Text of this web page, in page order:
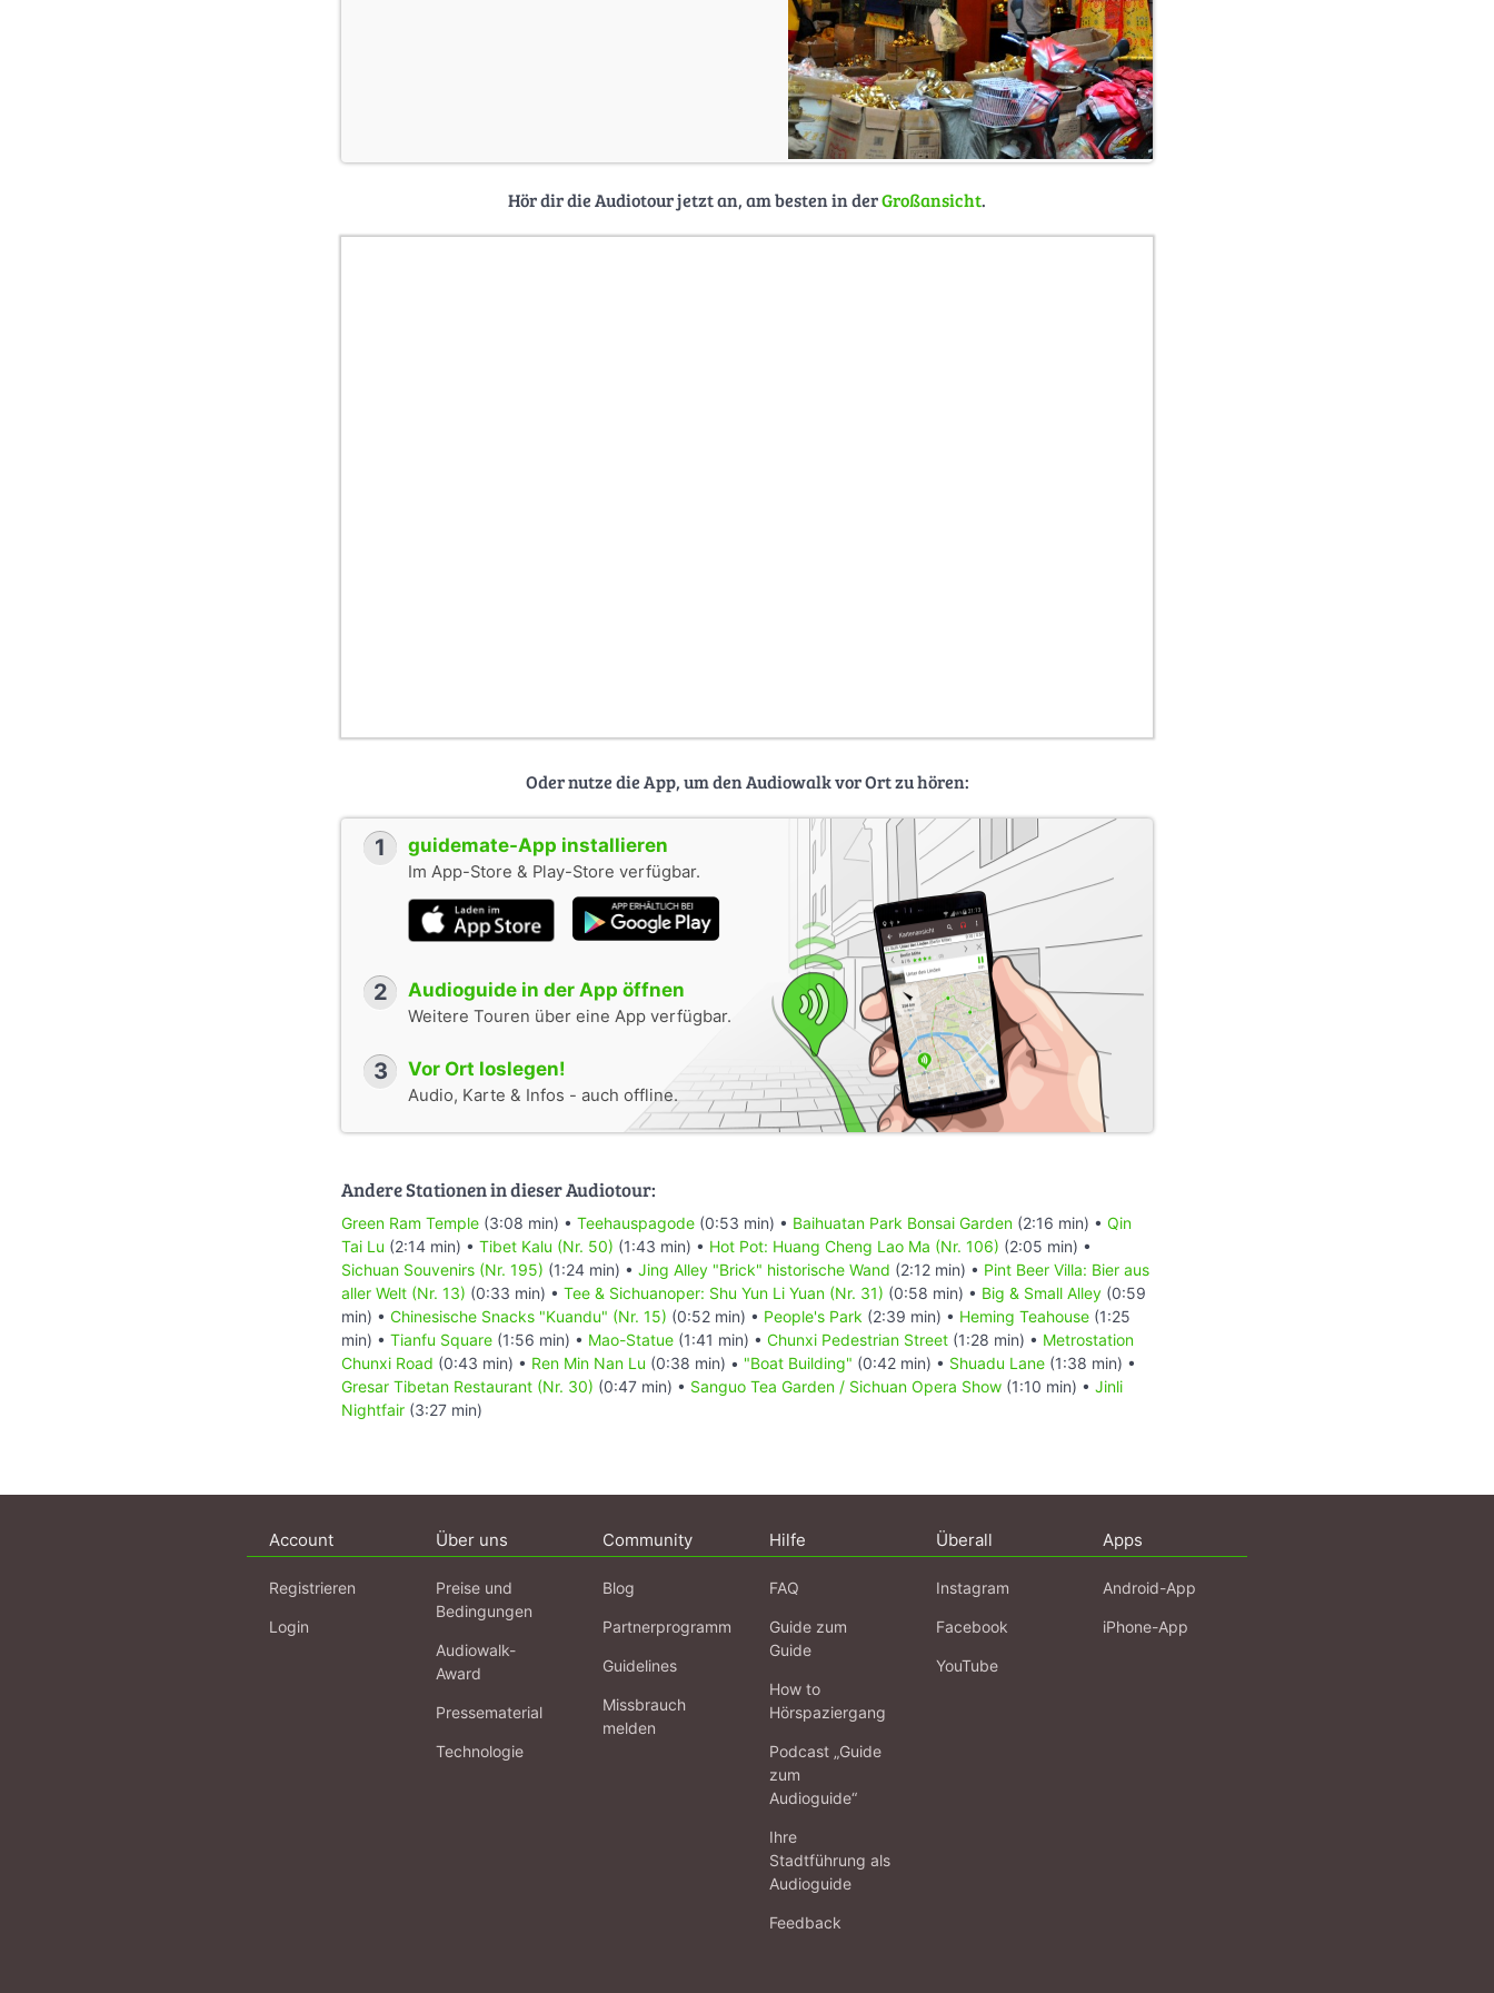
Hör dir die Audiotour jetzt an, am besten in derGroßansicht.
Oder nutze die App, um den Audiowalk vor Ort zu hören:
1 guidemate-App installieren
Im App-Store & Play-Store verfügbar.
2 Audioguide in der App öffnen
Weitere Touren über eine App verfügbar.
3 Vor Ort loslegen!
Audio, Karte & Infos - auch offline.
Andere Stationen in dieser Audiotour:
Green Ram Temple (3:08 min) • Teehauspagode (0:53 min) • Baihuatan Park Bonsai Garden (2:16 min) • Qin
Tai Lu (2:14 min) • Tibet Kalu (Nr. 50) (1:43 min) • Hot Pot: Huang Cheng Lao Ma (Nr. 106) (2:05 min) •
Sichuan Souvenirs (Nr. 195) (1:24 min) • Jing Alley "Brick" historische Wand (2:12 min) • Pint Beer Villa: Bier aus
aller Welt (Nr. 13) (0:33 min) • Tee & Sichuanoper: Shu Yun Li Yuan (Nr. 31) (0:58 min) • Big & Small Alley (0:59
min) • Chinesische Snacks "Kuandu" (Nr. 15) (0:52 min) • People's Park (2:39 min) • Heming Teahouse (1:25
min) • Tianfu Square (1:56 min) • Mao-Statue (1:41 min) • Chunxi Pedestrian Street (1:28 min) • Metrostation
Chunxi Road (0:43 min) • Ren Min Nan Lu (0:38 min) • "Boat Building" (0:42 min) • Shuadu Lane (1:38 min) •
Gresar Tibetan Restaurant (Nr. 30) (0:47 min) • Sanguo Tea Garden / Sichuan Opera Show (1:10 min) • Jinli
Nightfair (3:27 min)
Account
Registrieren
Login
Über uns
Preise und
Bedingungen
Audiowalk-
Award
Pressematerial
Technologie
Community
Blog
Partnerprogramm
Guidelines
Missbrauch
melden
Hilfe
FAQ
Guide zum
Guide
How to
Hörspaziergang
Podcast „Guide
zum
Audioguide“
Ihre
Stadtführung als
Audioguide
Feedback
Überall
Instagram
Facebook
YouTube
Apps
Android-App
iPhone-App